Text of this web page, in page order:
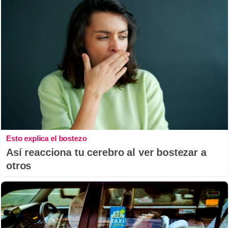
Esto explica el bostezo
Así reacciona tu cerebro al ver bostezar a
otros